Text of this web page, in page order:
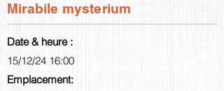
Mirabile mysterium
Date & heure :
15/12/24 16:00
Emplacement: